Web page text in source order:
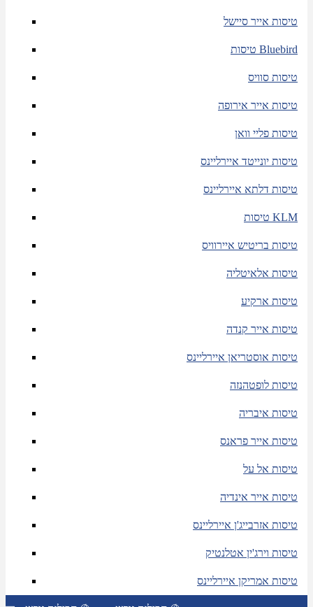
טיסות אייר סיישל
טיסות Bluebird
טיסות סוויס
טיסות אייר אירופה
טיסות פליי וואן
טיסות יונייטד איירליינס
טיסות דלתא איירליינס
טיסות KLM
טיסות בריטיש איירוויס
טיסות אלאיטליה
טיסות ארקיע
טיסות אייר קנדה
טיסות אוסטריאן איירליינס
טיסות לופטהנזה
טיסות איבריה
טיסות אייר פראנס
טיסות אל על
טיסות אייר אינדיה
טיסות אזרבייג'ן איירליינס
טיסות וירג'ין אטלנטיק
טיסות אמריקן איירליינס